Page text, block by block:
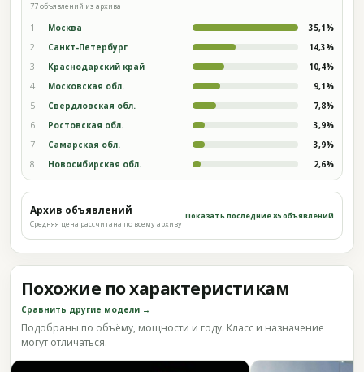
77 объявлений из архива
1 Москва 35,1%
2 Санкт-Петербург 14,3%
3 Краснодарский край 10,4%
4 Московская обл. 9,1%
5 Свердловская обл. 7,8%
6 Ростовская обл. 3,9%
7 Самарская обл. 3,9%
8 Новосибирская обл. 2,6%
Архив объявлений
Средняя цена рассчитана по всему архиву
Показать последние 85 объявлений
Похожие по характеристикам
Сравнить другие модели →
Подобраны по объёму, мощности и году. Класс и назначение
могут отличаться.